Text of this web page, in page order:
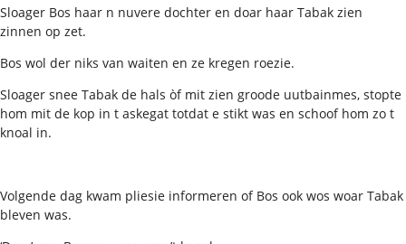
Sloager Bos haar n nuvere dochter en doar haar Tabak zien
zinnen op zet.
Bos wol der niks van waiten en ze kregen roezie.
Sloager snee Tabak de hals òf mit zien groode uutbainmes, stopte
hom mit de kop in t askegat totdat e stikt was en schoof hom zo t
knoal in.
Volgende dag kwam pliesie informeren of Bos ook wos woar Tabak
bleven was.